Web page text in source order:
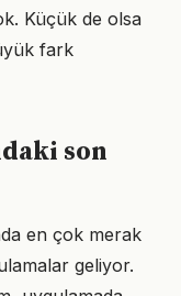
Küçük de olsa
fark
son
en çok merak
geliyor.